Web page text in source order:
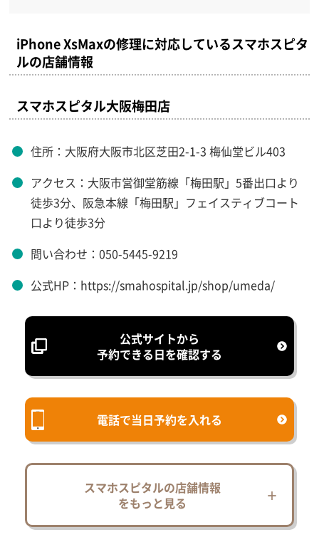
iPhone XsMaxの修理に対応しているスマホスピタ
ルの店舗情報
スマホスピタル大阪梅田店
住所：大阪府大阪市北区芝田2-1-3 梅仙堂ビル403
アクセス：大阪市営御堂筋線「梅田駅」5番出口より
徒歩3分、阪急本線「梅田駅」フェイスティブコート
口より徒歩3分
問い合わせ：050-5445-9219
公式HP：https://smahospital.jp/shop/umeda/
公式サイトから
予約できる日を確認する
電話で当日予約を入れる
スマホスピタルの店舗情報
をもっと見る